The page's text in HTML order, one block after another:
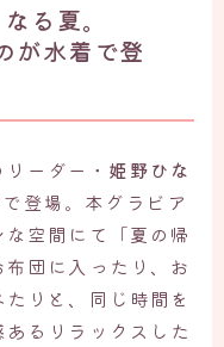
る夏。
水着で登
ーダー・ 姫野ひな
登場。本グラビア
空間にて「夏の帰
団に入ったり、お
りと、同じ時間を
るリラックスした